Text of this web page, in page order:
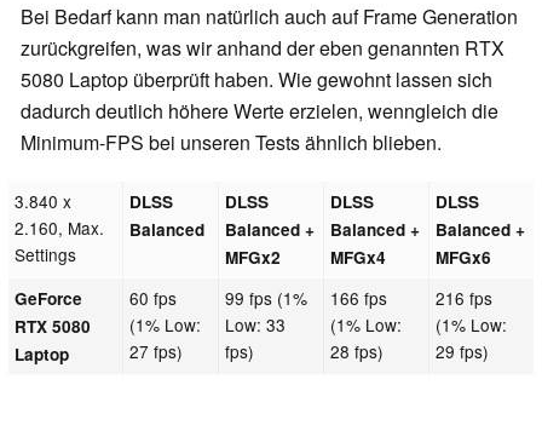
Bei Bedarf kann man natürlich auch auf Frame Generation
zurückgreifen, was wir anhand der eben genannten RTX
5080 Laptop überprüft haben. Wie gewohnt lassen sich
dadurch deutlich höhere Werte erzielen, wenngleich die
Minimum-FPS bei unseren Tests ähnlich blieben.
3.840 x
2.160, Max.
Settings
DLSS
Balanced
DLSS
Balanced +
MFGx2
DLSS
Balanced +
MFGx4
DLSS
Balanced +
MFGx6
GeForce
RTX 5080
Laptop
60 fps
(1% Low:
27 fps)
99 fps (1%
Low: 33
fps)
166 fps
(1% Low:
28 fps)
216 fps
(1% Low:
29 fps)